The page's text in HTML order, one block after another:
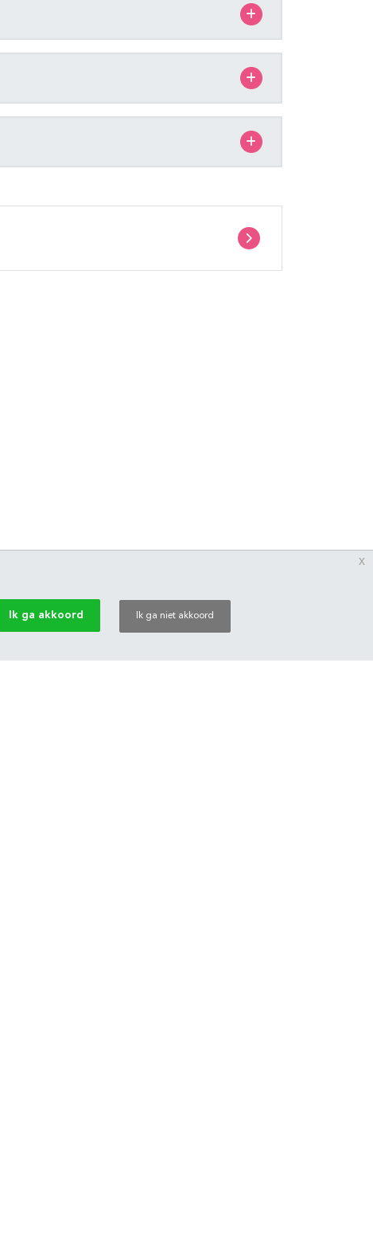
Ik ga akkoord Ik ga niet akkoord
x